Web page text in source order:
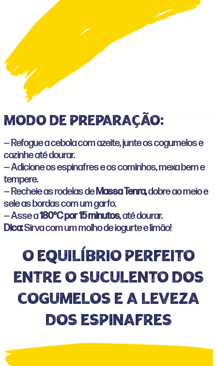
Modo de preparação:
— Refogue a cebola com azeite, junte os cogumelos e
cozinhe até dourar.
— Adicione os espinafres e os cominhos, mexa bem e
tempere.
— Recheie as rodelas deMassa Tenra,dobre ao meio e
sele as bordas com um garfo.
— Asse a180°C por 15 minutos, até dourar.
Dica:Sirva com um molho de iogurte e limão!
O equilíbrio perfeito
entre o suculento dos
cogumelos e a leveza
dos espinafres